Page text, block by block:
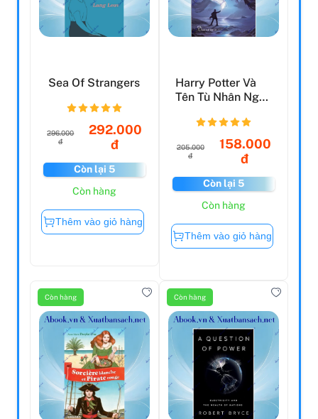
Sea Of Strangers
296.000
đ
292.000
đ
Còn lại 5
Còn hàng
Thêm vào giỏ hàng
Harry Potter Và
Tên Tù Nhân Ngục
205.000
đ
158.000
đ
Còn lại 5
Còn hàng
Thêm vào giỏ hàng
Còn hàng Còn hàng